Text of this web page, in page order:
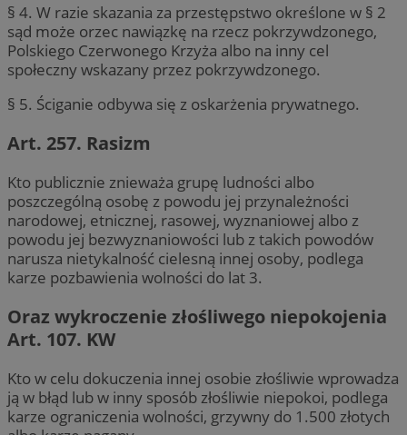
§ 4. W razie skazania za przestępstwo określone w § 2
sąd może orzec nawiązkę na rzecz pokrzywdzonego,
Polskiego Czerwonego Krzyża albo na inny cel
społeczny wskazany przez pokrzywdzonego.
§ 5. Ściganie odbywa się z oskarżenia prywatnego.
Art. 257. Rasizm
Kto publicznie znieważa grupę ludności albo
poszczególną osobę z powodu jej przynależności
narodowej, etnicznej, rasowej, wyznaniowej albo z
powodu jej bezwyznaniowości lub z takich powodów
narusza nietykalność cielesną innej osoby, podlega
karze pozbawienia wolności do lat 3.
Oraz wykroczenie złośliwego niepokojenia
Art. 107. KW
Kto w celu dokuczenia innej osobie złośliwie wprowadza
ją w błąd lub w inny sposób złośliwie niepokoi, podlega
karze ograniczenia wolności, grzywny do 1.500 złotych